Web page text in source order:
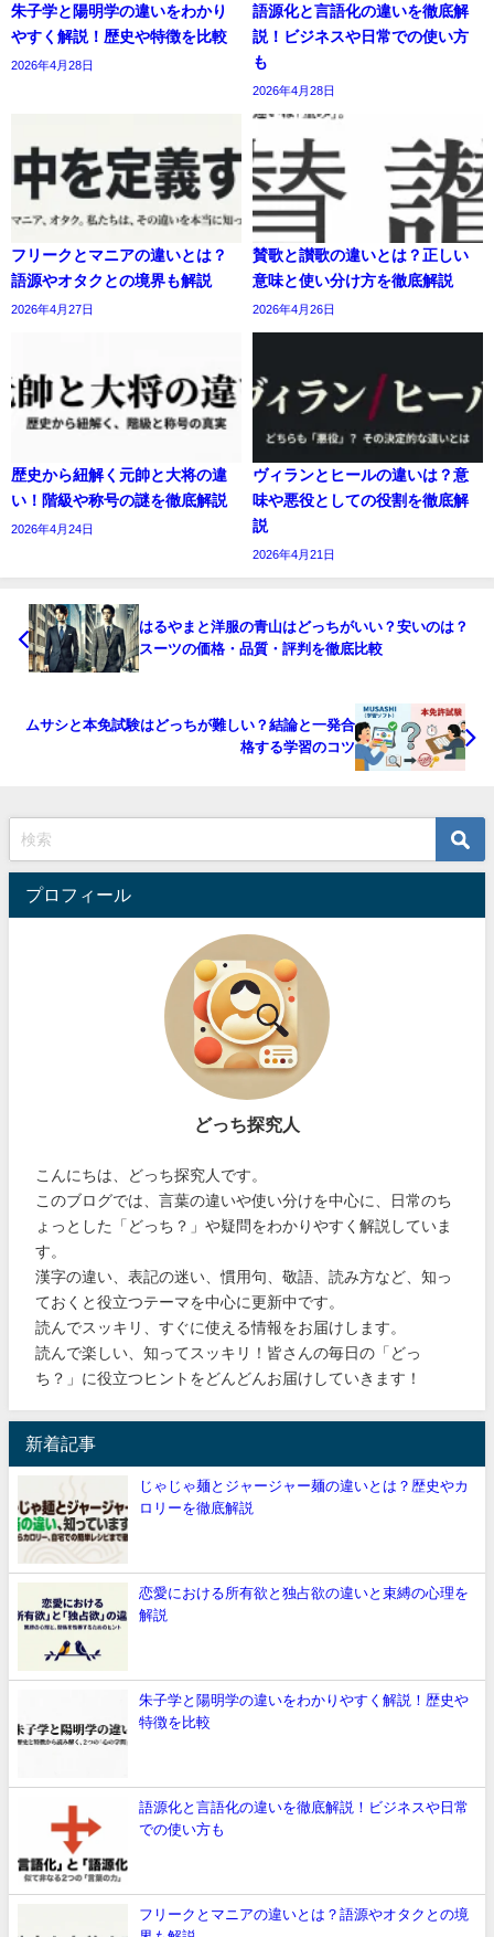
朱子学と陽明学の違いをわかり
やすく解説！歴史や特徴を比較
2026年4月28日
語源化と言語化の違いを徹底解
説！ビジネスや日常での使い方
も
2026年4月28日
フリークとマニアの違いとは？
語源やオタクとの境界も解説
2026年4月27日
賛歌と讃歌の違いとは？正しい
意味と使い分け方を徹底解説
2026年4月26日
歴史から紐解く元帥と大将の違
い！階級や称号の謎を徹底解説
2026年4月24日
ヴィランとヒールの違いは？意
味や悪役としての役割を徹底解
説
2026年4月21日
はるやまと洋服の青山はどっちがいい？安いのは？
スーツの価格・品質・評判を徹底比較
ムサシと本免試験はどっちが難しい？結論と一発合
格する学習のコツ
プロフィール
どっち探究人
こんにちは、どっち探究人です。
このブログでは、言葉の違いや使い分けを中心に、日常のち
ょっとした「どっち？」や疑問をわかりやすく解説していま
す。
漢字の違い、表記の迷い、慣用句、敬語、読み方など、知っ
ておくと役立つテーマを中心に更新中です。
読んでスッキリ、すぐに使える情報をお届けします。
読んで楽しい、知ってスッキリ！皆さんの毎日の「どっ
ち？」に役立つヒントをどんどんお届けしていきます！
新着記事
じゃじゃ麺とジャージャー麺の違いとは？歴史やカ
ロリーを徹底解説
恋愛における所有欲と独占欲の違いと束縛の心理を
解説
朱子学と陽明学の違いをわかりやすく解説！歴史や
特徴を比較
語源化と言語化の違いを徹底解説！ビジネスや日常
での使い方も
フリークとマニアの違いとは？語源やオタクとの境